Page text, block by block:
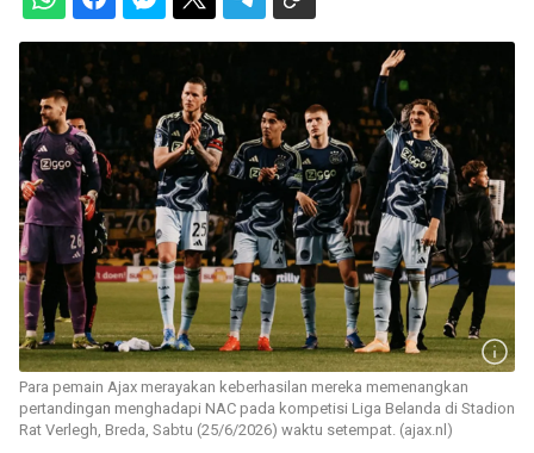
Para pemain Ajax merayakan keberhasilan mereka memenangkan
pertandingan menghadapi NAC pada kompetisi Liga Belanda di Stadion
Rat Verlegh, Breda, Sabtu (25/6/2026) waktu setempat. (ajax.nl)